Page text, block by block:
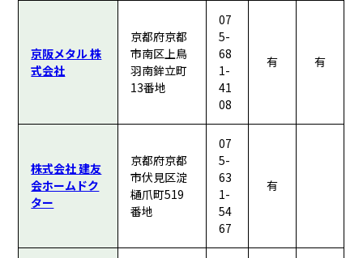
京阪メタル 株
式会社
京都府京都
市南区上鳥
羽南鉾立町
13番地
07
5-
68
1-
41
08
有 有
株式会社 建友
会ホームドク
ター
京都府京都
市伏見区淀
樋爪町519
番地
07
5-
63
1-
54
67
有